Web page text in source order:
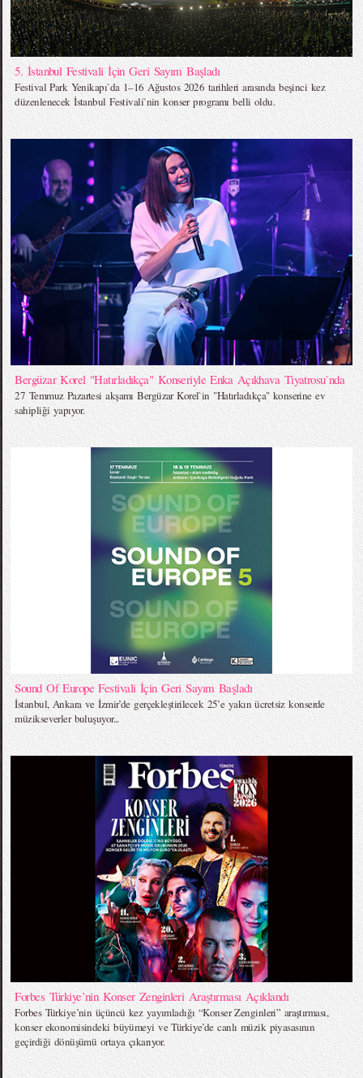
5. İstanbul Festivali İçin Geri Sayım Başladı
Festival Park Yenikapı`da 1–16 Ağustos 2026 tarihleri arasında beşinci kez
düzenlenecek İstanbul Festivali`nin konser programı belli oldu.
Bergüzar Korel "Hatırladıkça" Konseriyle Enka Açıkhava Tiyatrosu`nda
27 Temmuz Pazartesi akşamı Bergüzar Korel`in "Hatırladıkça" konserine ev
sahipliği yapıyor.
Sound Of Europe Festivali İçin Geri Sayım Başladı
İstanbul, Ankara ve İzmir’de gerçekleştirilecek 25’e yakın ücretsiz konserde
müzikseverler buluşuyor...
Forbes Türkiye’nin Konser Zenginleri Araştırması Açıklandı
Forbes Türkiye’nin üçüncü kez yayımladığı “Konser Zenginleri” araştırması,
konser ekonomisindeki büyümeyi ve Türkiye’de canlı müzik piyasasının
geçirdiği dönüşümü ortaya çıkarıyor.